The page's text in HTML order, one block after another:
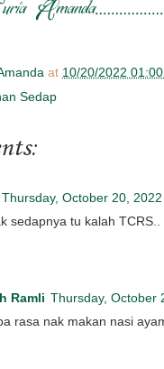
at 10/20/2022
Sedap
Thursday, October 20, 2022
sedapnya tu kalah TCRS..
Ramli Thursday, October
rasa nak makan nasi